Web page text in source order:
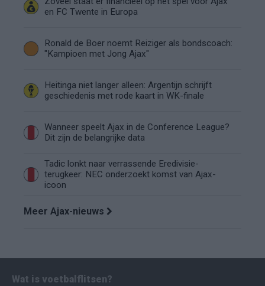
en FC Twente in Europa
Ronald de Boer noemt Reiziger als bondscoach:
"Kampioen met Jong Ajax"
Heitinga niet langer alleen: Argentijn schrijft
geschiedenis met rode kaart in WK-finale
Wanneer speelt Ajax in de Conference League?
Dit zijn de belangrijke data
Tadic lonkt naar verrassende Eredivisie-
terugkeer: NEC onderzoekt komst van Ajax-
icoon
Meer Ajax-nieuws
Wat is voetbalflitsen?